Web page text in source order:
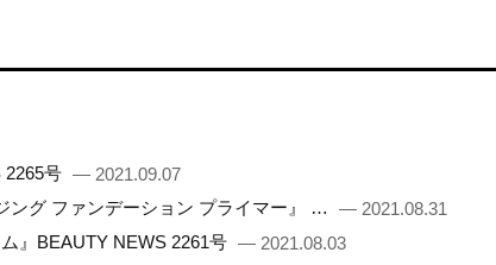
2265号 — 2021.09.07
ング ファンデーション プライマー』 …
— 2021.08.31
』BEAUTY NEWS 2261号 — 2021.08.03